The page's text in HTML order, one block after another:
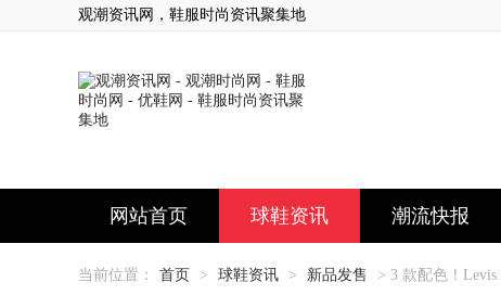
观潮资讯网，鞋服时尚资讯聚集地
网站首页 球鞋资讯 潮流快报
当前位置： 首页 > 球鞋资讯 > 新品发售 > 3 款配色！Levis